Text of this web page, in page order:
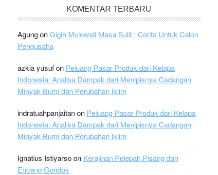
KOMENTAR TERBARU
AgungonGigih Melewati Masa Sulit : Cerita Untuk Calon
Pengusaha
azkia yusufon Peluang Pasar Produk dari Kelapa
Indonesia: Analisa Dampak dari Menipisnya Cadangan
Minyak Bumi dan Perubahan Iklim
indratuahpanjaitanon Peluang Pasar Produk dari Kelapa
Indonesia: Analisa Dampak dari Menipisnya Cadangan
Minyak Bumi dan Perubahan Iklim
Ignatius Istiyarsoon Kerajinan Pelepah Pisang dan
Enceng Gondok